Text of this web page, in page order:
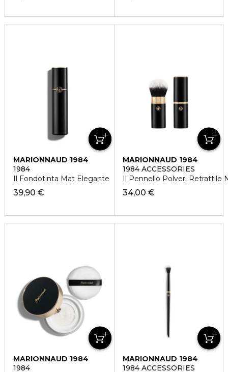
MARIONNAUD 1984
1984
Il Fondotinta Mat Elegante
39,90 €
MARIONNAUD 1984
1984 ACCESSORIES
Il Pennello Polveri Retrattile
34,00 €
MARIONNAUD 1984
1984
MARIONNAUD 1984
1984 ACCESSORIES